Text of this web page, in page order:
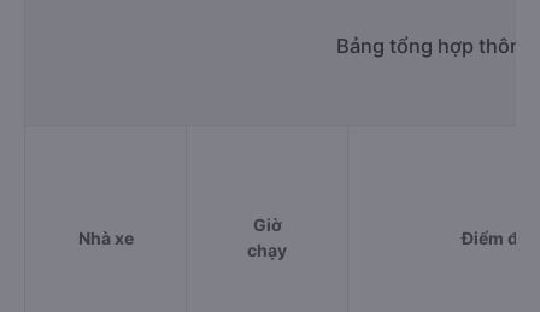
Bảng tổng hợp thông
Nhà xe
Giờ
chạy
Điểm đi